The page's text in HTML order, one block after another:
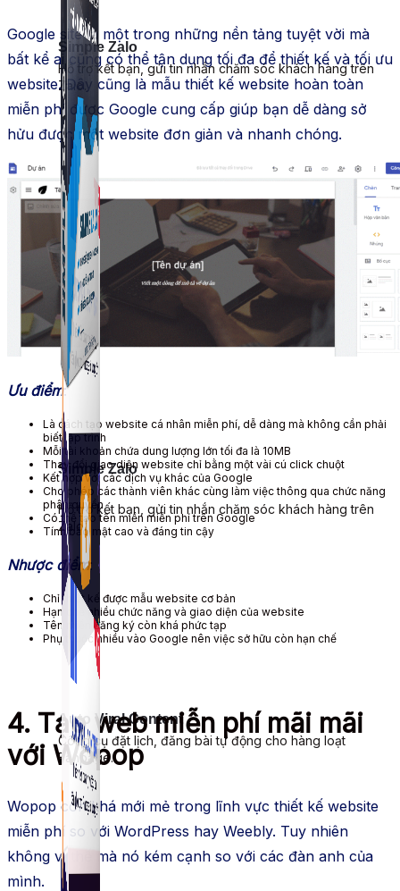
Simple Zalo
Hỗ trợ kết bạn, gửi tin nhắn chăm sóc khách hàng trên
Zalo.
Auto Viral Content
Công cụ đặt lịch, đăng bài tự động cho hàng loạt
Fanpage.
Simple Zalo
Hỗ trợ kết bạn, gửi tin nhắn chăm sóc khách hàng trên
Zalo.
Google site là một trong những nền tảng tuyệt vời mà
bất kể ai cũng có thể tận dụng tối đa để thiết kế và tối ưu
website. Đây cũng là mẫu thiết kế website hoàn toàn
miễn phí được Google cung cấp giúp bạn dễ dàng sở
hửu được một website đơn giản và nhanh chóng.
Ưu điểm:
Là cách tạo website cá nhân miễn phí, dễ dàng mà không cần phải
biết lập trình
Mỗi tài khoản chứa dung lượng lớn tối đa là 10MB
Thay đổi giao diện website chỉ bằng một vài cú click chuột
Kết hợp với các dịch vụ khác của Google
Cho phép các thành viên khác cùng làm việc thông qua chức năng
phân quyền
Có thể tạo tên miền miễn phí trên Google
Tính bảo mật cao và đáng tin cậy
Nhược điểm:
Chỉ thiết kế được mẫu website cơ bản
Hạn chế nhiều chức năng và giao diện của website
Tên miền đăng ký còn khá phức tạp
Phụ thuộc nhiều vào Google nên việc sở hữu còn hạn chế
4. Tạo web miễn phí mãi mãi
với Wopop
Wopop còn khá mới mẻ trong lĩnh vực thiết kế website
miễn phí so với WordPress hay Weebly. Tuy nhiên
không vì thế mà nó kém cạnh so với các đàn anh của
mình.